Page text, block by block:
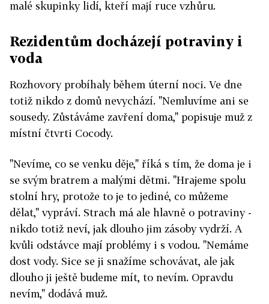
malé skupinky lidí, kteří mají ruce vzhůru.
Rezidentům docházejí potraviny i
voda
Rozhovory probíhaly během úterní noci. Ve dne
totiž nikdo z domů nevychází. "Nemluvíme ani se
sousedy. Zůstáváme zavření doma," popisuje muž z
místní čtvrti Cocody.
"Nevíme, co se venku děje," říká s tím, že doma je i
se svým bratrem a malými dětmi. "Hrajeme spolu
stolní hry, protože to je to jediné, co můžeme
dělat," vypráví. Strach má ale hlavně o potraviny -
nikdo totiž neví, jak dlouho jim zásoby vydrží. A
kvůli odstávce mají problémy i s vodou. "Nemáme
dost vody. Sice se ji snažíme schovávat, ale jak
dlouho ji ještě budeme mít, to nevím. Opravdu
nevím," dodává muž.